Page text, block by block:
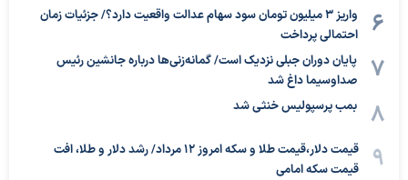
واریز ۳ میلیون تومان سود سهام عدالت واقعیت دارد؟/ جزئیات زمان
احتمالی پرداخت
پایان دوران جبلی نزدیک است/ گمانه‌زنی‌ها درباره جانشین رئیس
صداوسیما داغ شد
بمب پرسپولیس خنثی شد
قیمت دلار،قیمت طلا و سکه امروز ۱۲ مرداد/ رشد دلار و طلا، افت
قیمت سکه امامی